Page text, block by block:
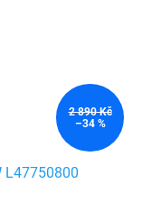
2 890 Kč
–34 %
L47750800